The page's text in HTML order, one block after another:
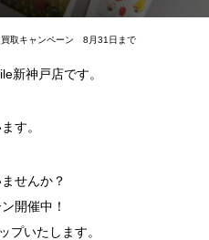
買取キャンペーン 8月31日まで
新神戸店です。
す。
せんか？
開催中！
プいたします。